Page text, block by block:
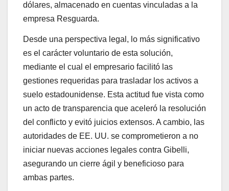
dólares, almacenado en cuentas vinculadas a la
empresa Resguarda.
Desde una perspectiva legal, lo más significativo
es el carácter voluntario de esta solución,
mediante el cual el empresario facilitó las
gestiones requeridas para trasladar los activos a
suelo estadounidense. Esta actitud fue vista como
un acto de transparencia que aceleró la resolución
del conflicto y evitó juicios extensos. A cambio, las
autoridades de EE. UU. se comprometieron a no
iniciar nuevas acciones legales contra Gibelli,
asegurando un cierre ágil y beneficioso para
ambas partes.